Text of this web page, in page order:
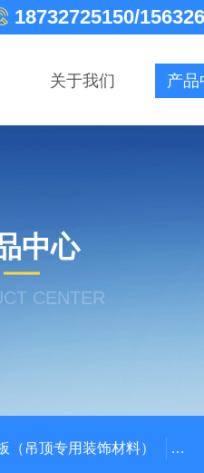
18732725150/
关于我们 产品
中心
CENTER
（吊顶专用装饰材料）